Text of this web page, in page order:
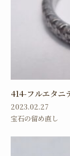
2023.02.27
宝石の留め直し